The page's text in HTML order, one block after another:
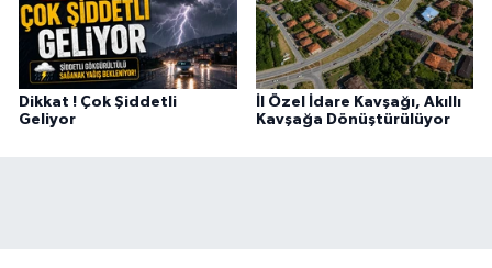
Dikkat ! Çok Şiddetli
Geliyor
İl Özel İdare Kavşağı, Akıllı
Kavşağa Dönüştürülüyor